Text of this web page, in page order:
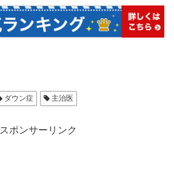
ダウン症 主治医
スポンサーリンク